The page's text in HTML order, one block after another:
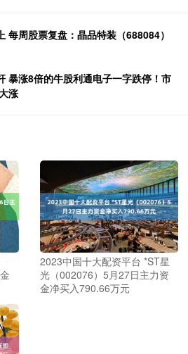
每周股票复盘：晶品特装（688084）
暴涨8倍的牛股利通电子一字跌停！市
涨
2023中国十大配资平台 *ST星
光（002076）5月27日主力资
金净买入790.66万元